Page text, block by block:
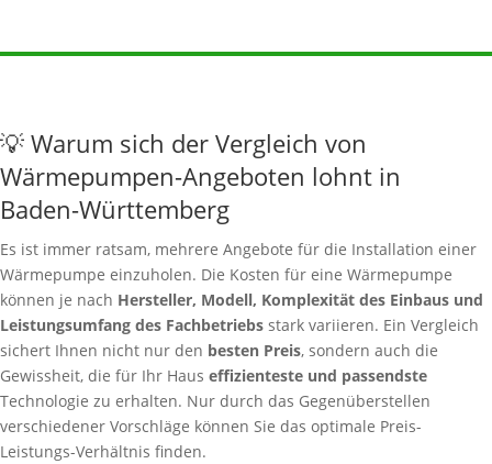
💡 Warum sich der Vergleich von
Wärmepumpen-Angeboten lohnt in
Baden-Württemberg
Es ist immer ratsam, mehrere Angebote für die Installation einer
Wärmepumpe einzuholen. Die Kosten für eine Wärmepumpe
können je nach Hersteller, Modell, Komplexität des Einbaus und
Leistungsumfang des Fachbetriebs stark variieren. Ein Vergleich
sichert Ihnen nicht nur den besten Preis, sondern auch die
Gewissheit, die für Ihr Haus effizienteste und passendste
Technologie zu erhalten. Nur durch das Gegenüberstellen
verschiedener Vorschläge können Sie das optimale Preis-
Leistungs-Verhältnis finden.